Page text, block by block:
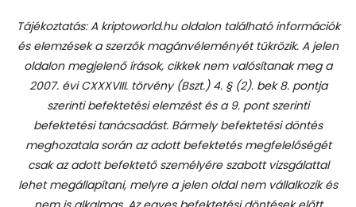
Tájékoztatás: A kriptoworld.hu oldalon található információk
és elemzések a szerzők magánvéleményét tükrözik. A jelen
oldalon megjelenő írások, cikkek nem valósítanak meg a
2007. évi CXXXVIII. törvény (Bszt.) 4. § (2). bek 8. pontja
szerinti befektetési elemzést és a 9. pont szerinti
befektetési tanácsadást. Bármely befektetési döntés
meghozatala során az adott befektetés megfelelőségét
csak az adott befektető személyére szabott vizsgálattal
lehet megállapítani, melyre a jelen oldal nem vállalkozik és